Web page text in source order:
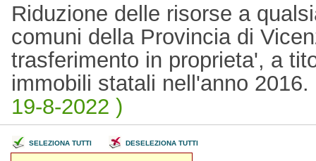
Riduzione delle risorse a
comuni della Provincia di
trasferimento in proprieta', a
immobili statali nell'anno
19-8-2022 )
SELEZIONA TUTTI DESELEZIONA TUTTI